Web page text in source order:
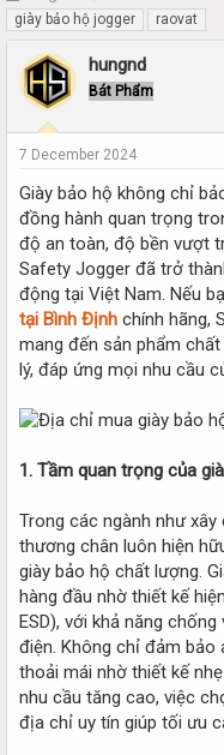
h
r
e
a
d
a
r
t
e
r
t
a
r
t
d
e
giày bảo hộ jogger
raovat
hungnd
Bát Phẩm
7 December 2024
Giày bảo hộ không chỉ
đồng hành quan trọng
độ an toàn, độ bền vượt
Safety Jogger đã trở
động tại Việt Nam. Nếu
tại Bình Định chính hãng,
mang đến sản phẩm
lý, đáp ứng mọi nhu cầu
1. Tầm quan trọng của
Trong các ngành như
thương chân luôn hiện
giày bảo hộ chất lượng.
hàng đầu nhờ thiết kế
ESD), với khả năng
điện. Không chỉ đảm
thoải mái nhờ thiết kế
nhu cầu tăng cao, việc
địa chỉ uy tín giúp tối ưu